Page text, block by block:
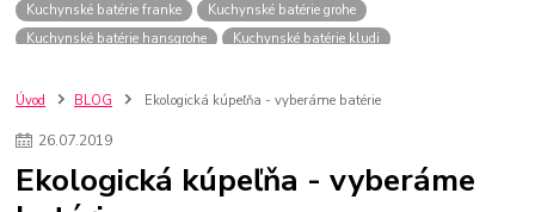
Kuchynské batérie franke
Kuchynské batérie grohe
Kuchynské batérie hansgrohe
Kuchynské batérie kludi
kuchynské batérie sagittarius
kuchynské batérie
vodovodné batérie
kuchynské drezy sety
kúpelňové batérie
vodovodné batérie do kúpelne kuchynske
drez
Úvod BLOG Ekologická kúpeľňa - vyberáme batérie
26.07.2019
Ekologická kúpeľňa - vyberáme